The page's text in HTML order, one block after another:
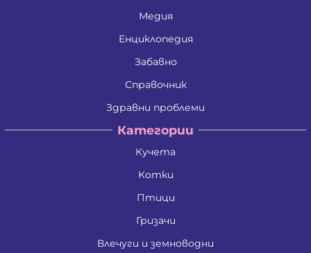
Медия
Енциклопедия
Забавно
Справочник
Здравни проблеми
Категории
Кучета
Котки
Птици
Гризачи
Влечуги и земноводни